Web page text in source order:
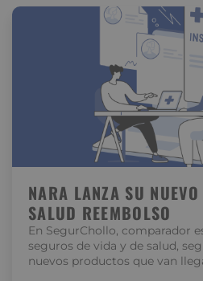
NARA LANZA SU
SALUD REEMBOLSO
En SegurChollo, comparador
seguros de vida y de salud,
nuevos productos que van